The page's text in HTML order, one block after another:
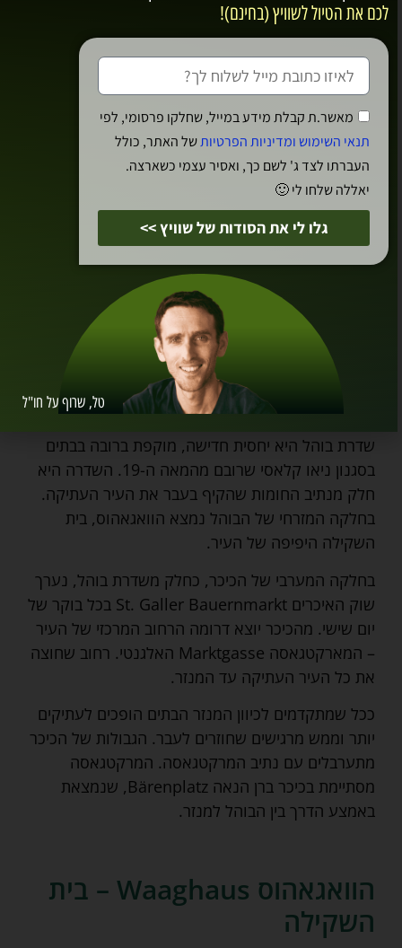
המרקטפלאץ בסנט גאלן
המרקטפלאץ Marktplatz
הכיכר המרכזית של סנט גאלן ממוקמת בחלקה הצפוני
של גלעין העיר העתיק. היא בנויה כמו משפך ששיא
רוחבו בשדרה המרכזית בוהל Bohl והוא הולך ונעשה
צר בכיוון המנזר אז הופך לרחוב המרקטגאסה.
המארקטפלאץ הוא שער הכניסה לעיר עצמה, ניתן
לרדת אליו ישירות מקו הרכבת שמגיע מציריך.
שדרת בוהל היא יחסית חדישה, מוקפת ברובה בבתים
בסגנון ניאו קלאסי שרובם מהמאה ה-19. השדרה היא
חלק מנתיב החומות שהקיף בעבר את העיר העתיקה.
בחלקה המזרחי של הבוהל נמצא הוואגאהוס, בית
השקילה היפיפה של העיר.
בחלקה המערבי של הכיכר, כחלק משדרת בוהל, נערך
שוק האיכרים St. Galler Bauernmarkt בכל בוקר של
יום שישי. מהכיכר יוצא דרומה הרחוב המרכזי של העיר
– המארקטגאסה Marktgasse האלגנטי. רחוב שחוצה
את כל העיר העתיקה עד המנזר.
ככל שמתקדמים לכיוון המנזר הבתים הופכים לעתיקים
יותר וממש מרגישים שחוזרים לעבר. הגבולות של הכיכר
מתערבלים עם נתיב המרקטגאסה. המרקטגאסה
מסתיימת בכיכר ברן הנאה Bärenplatz, שנמצאת
באמצע הדרך בין הבוהל למנזר.
הוואגאהוס Waaghaus – בית
השקילה
לכם את הטיול לשוויץ (בחינם)!
מאשר.ת קבלת מידע במייל, שחלקו פרסומי, לפי
תנאי השימוש ומדיניות הפרטיותשל האתר, כולל
העברתו לצד ג' לשם כך, ואסיר עצמי כשארצה.
יאללה שלחו לי 🙂
גלו לי את הסודות של שוויץ >>
טל, שרוף על חו"ל